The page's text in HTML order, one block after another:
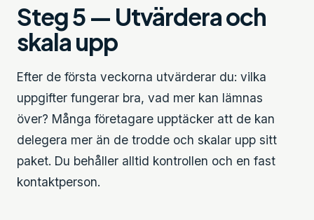
Steg 5 — Utvärdera och
skala upp
Efter de första veckorna utvärderar du: vilka
uppgifter fungerar bra, vad mer kan lämnas
över? Många företagare upptäcker att de kan
delegera mer än de trodde och skalar upp sitt
paket. Du behåller alltid kontrollen och en fast
kontaktperson.